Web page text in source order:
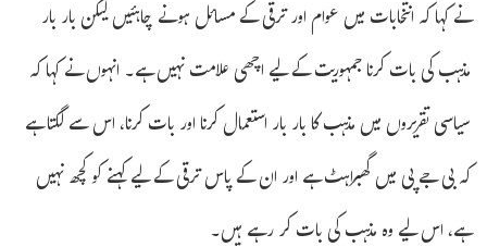
نے کہا کہ انتخابات میں عوام اور ترقی کے مسائل ہونے چاہئیں لیکن بار بار
مذہب کی بات کرنا جمہوریت کے لیے اچھی علامت نہیں ہے۔ انہوں نے کہا کہ
سیاسی تقریروں میں مذہب کا بار بار استعمال کرنا اور بات کرنا، اس سے لگتا ہے
کہ بی جے پی میں گھبراہٹ ہے اور ان کے پاس ترقی کے لیے کہنے کو کچھ نہیں
ہے، اس لیے وہ مذہب کی بات کر رہے ہیں۔